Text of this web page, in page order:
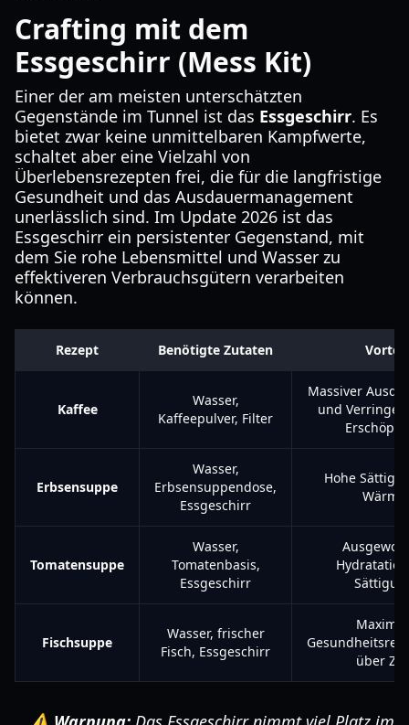
Crafting mit dem
Essgeschirr (Mess Kit)
Einer der am meisten unterschätzten
Gegenstände im Tunnel ist das Essgeschirr. Es
bietet zwar keine unmittelbaren Kampfwerte,
schaltet aber eine Vielzahl von
Überlebensrezepten frei, die für die langfristige
Gesundheit und das Ausdauermanagement
unerlässlich sind. Im Update 2026 ist das
Essgeschirr ein persistenter Gegenstand, mit
dem Sie rohe Lebensmittel und Wasser zu
effektiveren Verbrauchsgütern verarbeiten
können.
Rezept Benötigte Zutaten Vorteil
Kaffee
Wasser,
Kaffeepulver, Filter
Massiver
und
Erbsensuppe
Wasser,
Erbsensuppendose,
Essgeschirr
Hohe
Wärme.
Tomatensuppe
Wasser,
Tomatenbasis,
Essgeschirr
Fischsuppe
Wasser, frischer
Fisch, Essgeschirr
über